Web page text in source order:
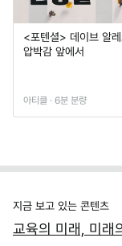
<포텐셜> 데이브 알
압박감 앞에서
아티클 · 6분 분량
지금 보고 있는 콘텐츠
교육의 미래, 미